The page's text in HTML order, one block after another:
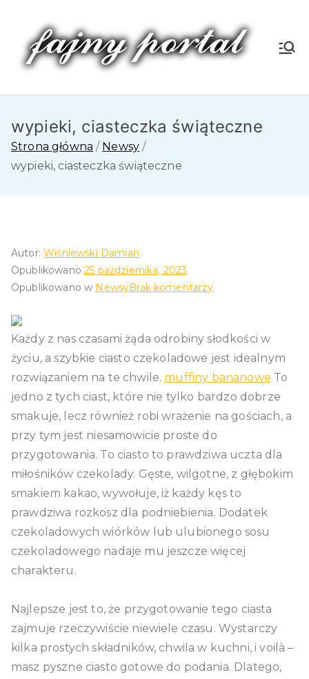
treści
Fa
jn
wypieki, ciasteczka świąteczne
Strona główna
Newsy
wypieki, ciasteczka świąteczne
Autor:Wiśniewski Damian
Opublikowano25 października, 2023
Opublikowano w NewsyBrak komentarzydo
świąteczne
Każdy z nas czasami żąda odrobiny słodkości w
życiu, a szybkie ciasto czekoladowe jest idealnym
rozwiązaniem na te chwile. muffiny bananowe To
jedno z tych ciast, które nie tylko bardzo dobrze
smakuje, lecz również robi wrażenie na gościach, a
przy tym jest niesamowicie proste do
przygotowania. To ciasto to prawdziwa uczta dla
miłośników czekolady. Gęste, wilgotne, z głębokim
smakiem kakao, wywołuje, iż każdy kęs to
prawdziwa rozkosz dla podniebienia. Dodatek
czekoladowych wiórków lub ulubionego sosu
czekoladowego nadaje mu jeszcze więcej
charakteru.
Najlepsze jest to, że przygotowanie tego ciasta
zajmuje rzeczywiście niewiele czasu. Wystarczy
kilka prostych składników, chwila w kuchni, i voilà –
masz pyszne ciasto gotowe do podania. Dlatego,